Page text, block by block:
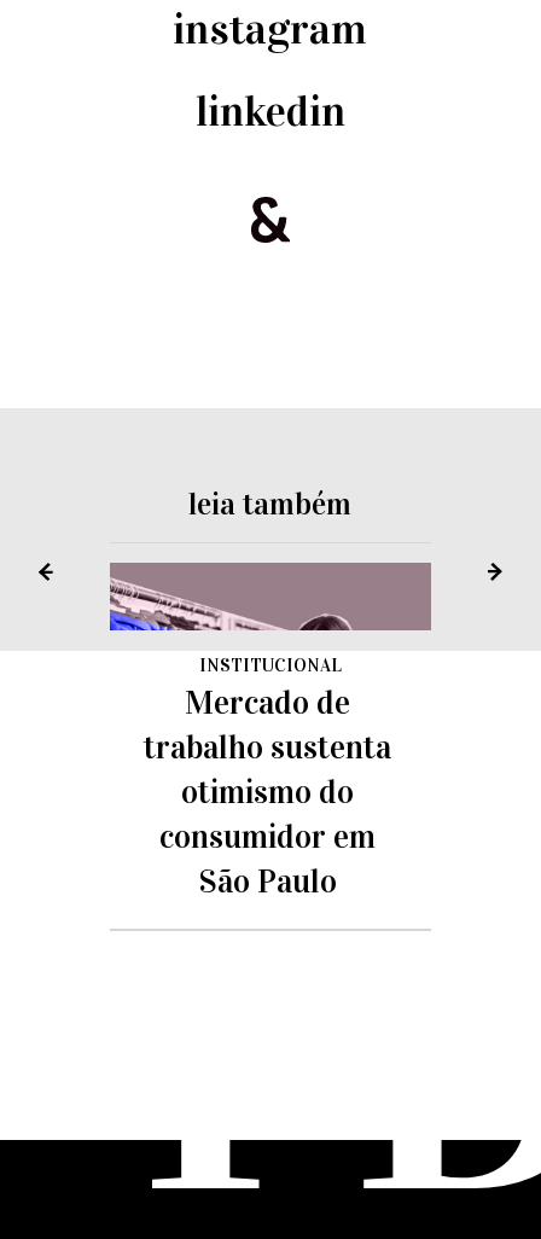
instagram
linkedin
leia também
INSTITUCIONAL
Mercado de
trabalho sustenta
otimismo do
consumidor em
São Paulo